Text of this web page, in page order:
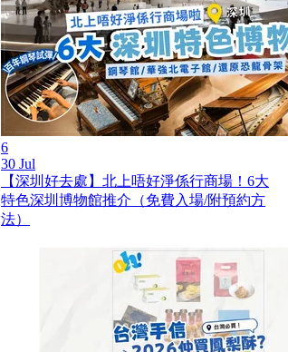
6
30 Jul
【深圳好去處】北上唔好淨係行商場！6大
特色深圳博物館推介（免費入場/附預約方
法）